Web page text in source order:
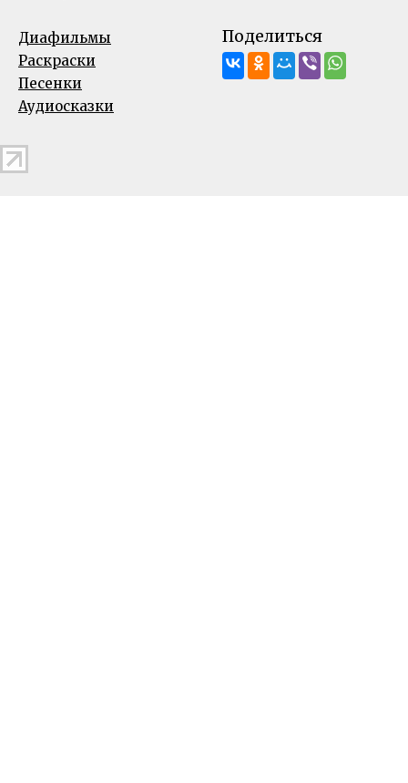
Диафильмы
Раскраски
Песенки
Аудиосказки
Поделиться